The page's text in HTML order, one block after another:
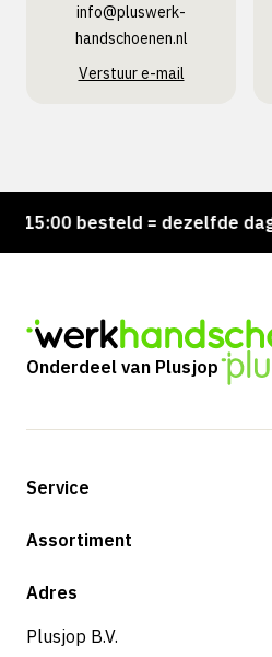
info@pluswerk­
handschoenen.nl
Verstuur e-mail
besteld = dezelfde dag
Onderdeel van Plusjop
Service
Betalingsmogelijkheden
Retouren & service
Assortiment
Shop
Adres
Plusjop B.V.